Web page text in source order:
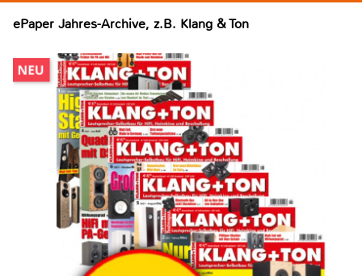
ePaper Jahres-Archive, z.B. Klang & Ton